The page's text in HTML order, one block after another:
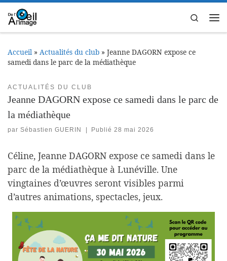
Passer au contenu
Search
Accueil » Actualités du club » Jeanne DAGORN expose ce
samedi dans le parc de la médiathèque
ACTUALITÉS DU CLUB
Jeanne DAGORN expose ce samedi dans le parc de
la médiathèque
par Sébastien GUERIN Publié28 mai 2026
Céline, Jeanne DAGORN expose ce samedi dans le
parc de la médiathèque à Lunéville. Une
vingtaines d’œuvres seront visibles parmi
d’autres animations, spectacles, jeux.